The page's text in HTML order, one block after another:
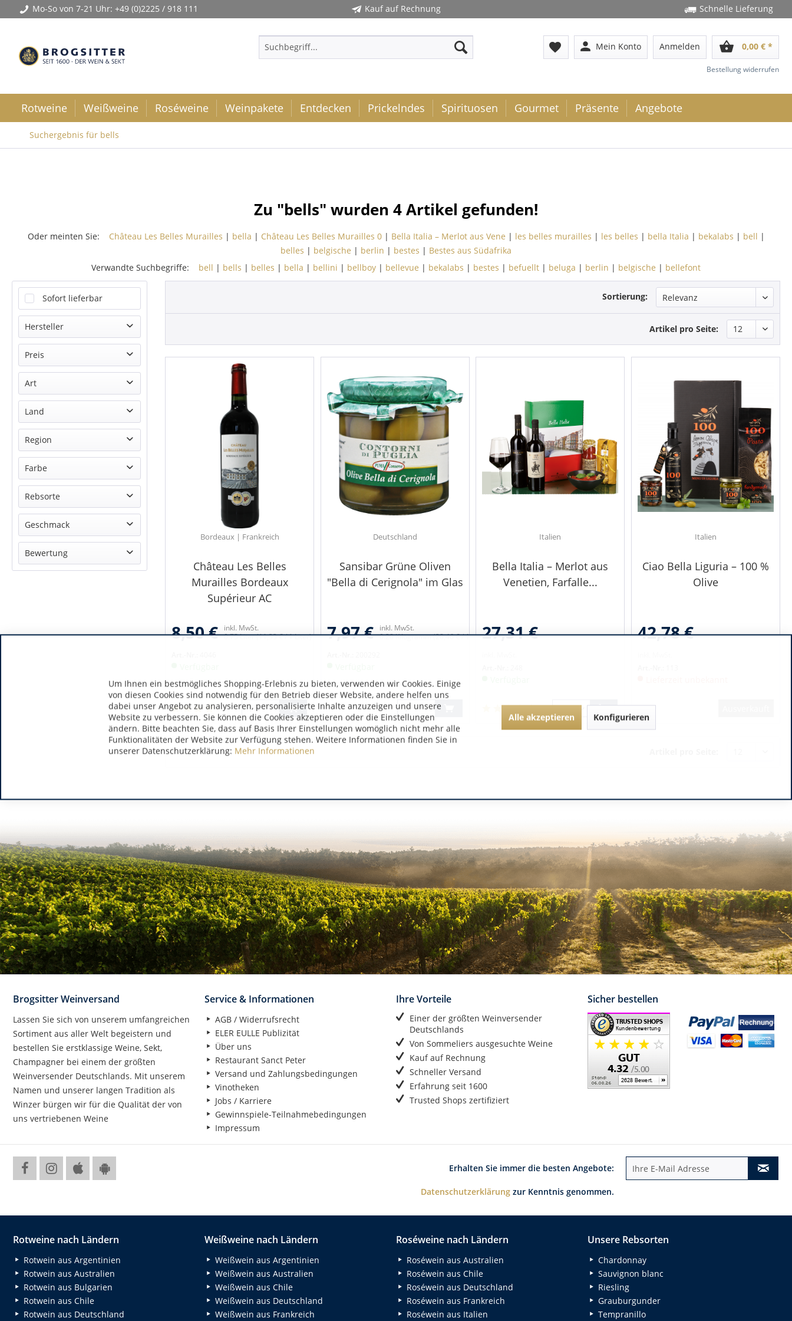
Mo-So von 7-21 Uhr: +49 (0)2225 / 918 111 Kauf auf Rechnung Schnelle Lieferung
favorite person Mein Konto Anmelden shopping_basket 0,00 € *
Bestellung widerrufen
Rotweine Weißweine Roséweine Weinpakete Entdecken Prickelndes Spirituosen Gourmet Präsente Angebote
Suchergebnis für bells
Zu "bells" wurden 4Artikel gefunden!
Oder meinten Sie: Château Les Belles Murailles | bella | Château Les Belles Murailles 0| Bella Italia – Merlot aus Vene | les belles murailles | les belles | bella Italia | bekalabs | bell |
belles | belgische | berlin | bestes | Bestes aus Südafrika
Verwandte Suchbegriffe:
bell | bells | belles | bella | bellini | bellboy | bellevue | bekalabs | bestes | befuellt | beluga | berlin | belgische | bellefont
Sofort lieferbar
Hersteller
Château Les Belles Murailles
Präsentzusammenstellung
Preis
von7,97 €bis42,78 €
Art
Präsent
Antipasti
Rotwein
Land
Deutschland
Frankreich
Italien
Region
Bordeaux
Farbe
Rot
Rebsorte
Cuvée
Cabernet
Cabernet Franc
Malbec
Geschmack
trocken
keine Angabe
Bewertung
Sortierung:
Artikel pro Seite:
Bordeaux | Frankreich
Château Les Belles
Murailles Bordeaux
Supérieur AC
8,50 €
inkl. MwSt.
0.75 Liter(11,33 € / 1 Liter)
Deutschland
Sansibar Grüne Oliven
"Bella di Cerignola" im Glas
7,97 €
inkl. MwSt.
0.28 Kilogramm(28,46 € / 1 Kilogramm)
Italien
Bella Italia – Merlot aus
Venetien, Farfalle...
27,31 €
Italien
Ciao Bella Liguria – 100 %
Olive
42,78 €
Brogsitter Weinversand
Lassen Sie sich von unserem umfangreichen
Sortiment aus aller Welt begeistern und
bestellen Sie erstklassige Weine, Sekt,
Champagner bei einem der größten
Weinversender Deutschlands. Mit unserem
Namen und unserer langen Tradition als
Winzer bürgen wir für die Qualität der von
uns vertriebenen Weine
Service & Informationen
AGB / Widerrufsrecht
ELER EULLE Publizität
Über uns
Restaurant Sanct Peter
Versand und Zahlungsbedingungen
Vinotheken
Jobs / Karriere
Gewinnspiele-Teilnahmebedingungen
Impressum
Ihre Vorteile
Einer der größten Weinversender
Deutschlands
Von Sommeliers ausgesuchte Weine
Kauf auf Rechnung
Schneller Versand
Erfahrung seit 1600
Trusted Shops zertifiziert
Sicher bestellen
Erhalten Sie immer die besten Angebote:
Datenschutzerklärung zur Kenntnis genommen.
Rotweine nach Ländern
Rotwein aus Argentinien
Rotwein aus Australien
Rotwein aus Bulgarien
Rotwein aus Chile
Rotwein aus Deutschland
Weißweine nach Ländern
Weißwein aus Argentinien
Weißwein aus Australien
Weißwein aus Chile
Weißwein aus Deutschland
Weißwein aus Frankreich
Roséweine nach Ländern
Roséwein aus Australien
Roséwein aus Chile
Roséwein aus Deutschland
Roséwein aus Frankreich
Roséwein aus Italien
Unsere Rebsorten
Chardonnay
Sauvignon blanc
Riesling
Grauburgunder
Tempranillo
Um Ihnen ein bestmögliches Shopping-Erlebnis zu bieten, verwenden wir Cookies. Einige
von diesen Cookies sind notwendig für den Betrieb dieser Website, andere helfen uns
dabei unser Angebot zu analysieren, personalisierte Inhalte anzuzeigen und unsere
Website zu verbessern. Sie können die Cookies akzeptieren oder die Einstellungen
ändern. Bitte beachten Sie, dass auf Basis Ihrer Einstellungen womöglich nicht mehr alle
Funktionalitäten der Website zur Verfügung stehen. Weitere Informationen finden Sie in
unserer Datenschutzerklärung: Mehr Informationen
Alle akzeptieren Konfigurieren